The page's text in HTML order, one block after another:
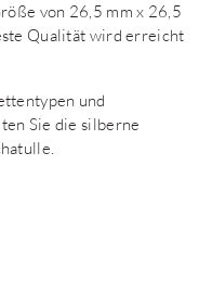
von 26,5 mm x 26,5
Qualität wird erreicht
und
Sie die silberne